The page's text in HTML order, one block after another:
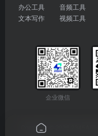
办公工具
文本写作
音频工具
视频工具
企业微信
Copyright © 2026